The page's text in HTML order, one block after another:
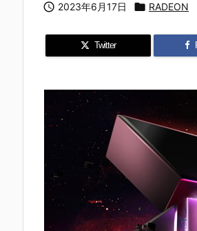
 2023年6月17日  RADEON
Twitter